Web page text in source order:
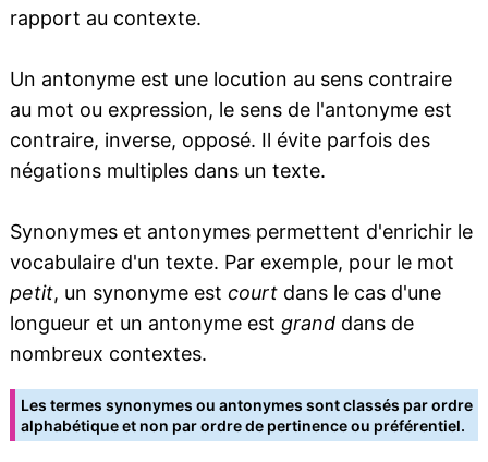
rapport au contexte.
Un antonyme est une locution au sens contraire
au mot ou expression, le sens de l'antonyme est
contraire, inverse, opposé. Il évite parfois des
négations multiples dans un texte.
Synonymes et antonymes permettent d'enrichir le
vocabulaire d'un texte. Par exemple, pour le mot
petit, un synonyme est courtdans le cas d'une
longueur et un antonyme est granddans de
nombreux contextes.
Les termes synonymes ou antonymes sont classés par ordre
alphabétique et non par ordre de pertinence ou préférentiel.